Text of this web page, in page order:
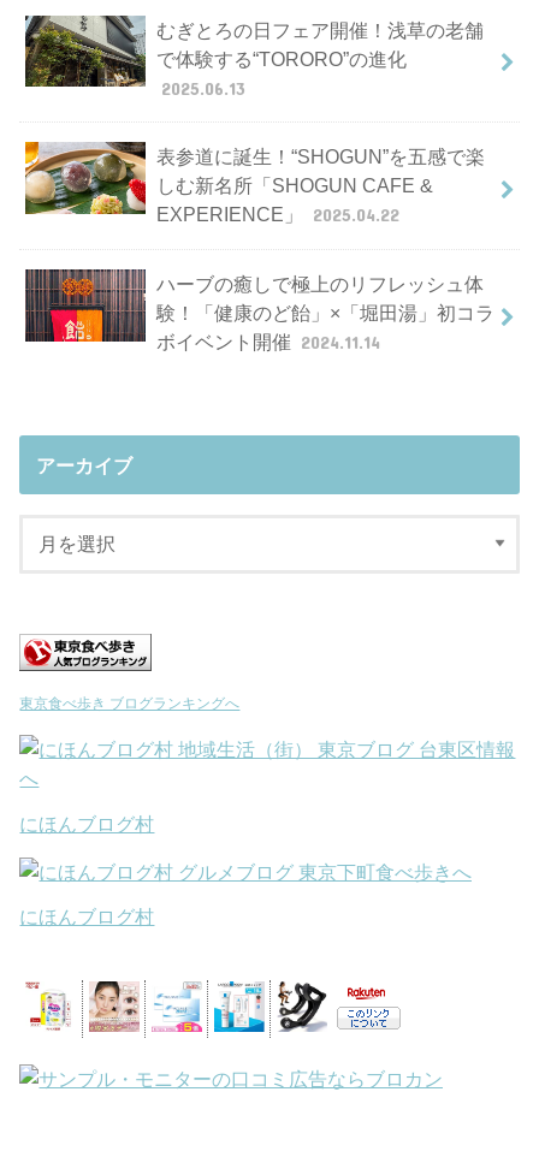
むぎとろの日フェア開催！浅草の老舗
で体験する“TORORO”の進化
2025.06.13
表参道に誕生！“SHOGUN”を五感で楽
しむ新名所「SHOGUN CAFE &
EXPERIENCE」
2025.04.22
ハーブの癒しで極上のリフレッシュ体
験！「健康のど飴」×「堀田湯」初コラ
ボイベント開催 2024.11.14
アーカイブ
東京食べ歩き ブログランキングへ
にほんブログ村
にほんブログ村